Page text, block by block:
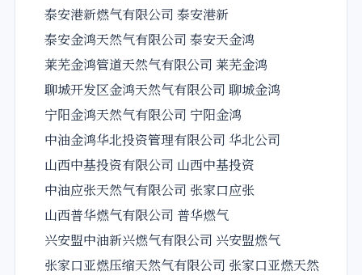
泰安港新燃气有限公司 泰安港新
泰安金鸿天然气有限公司 泰安天金鸿
莱芜金鸿管道天然气有限公司 莱芜金鸿
聊城开发区金鸿天然气有限公司 聊城金鸿
宁阳金鸿天然气有限公司 宁阳金鸿
中油金鸿华北投资管理有限公司 华北公司
山西中基投资有限公司 山西中基投资
中油应张天然气有限公司 张家口应张
山西普华燃气有限公司 普华燃气
兴安盟中油新兴燃气有限公司 兴安盟燃气
张家口亚燃压缩天然气有限公司 张家口亚燃天然